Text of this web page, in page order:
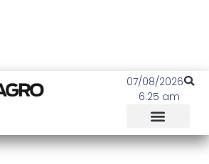
07/08/2026
6:25 am